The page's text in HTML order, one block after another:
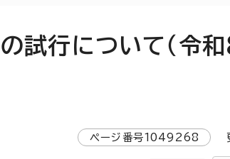
の試行について（令
ページ番号1049268 更